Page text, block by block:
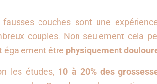
fausses couches sont une
couples. Non seulement cela
également être physiquement
les études, 10 à 20% des